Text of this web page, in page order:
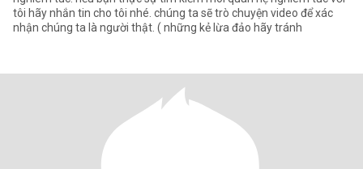
tôi hãy nhắn tin cho tôi nhé. chúng ta sẽ trò chuyện video để xác
nhận chúng ta là người thật. ( những kẻ lừa đảo hãy tránh